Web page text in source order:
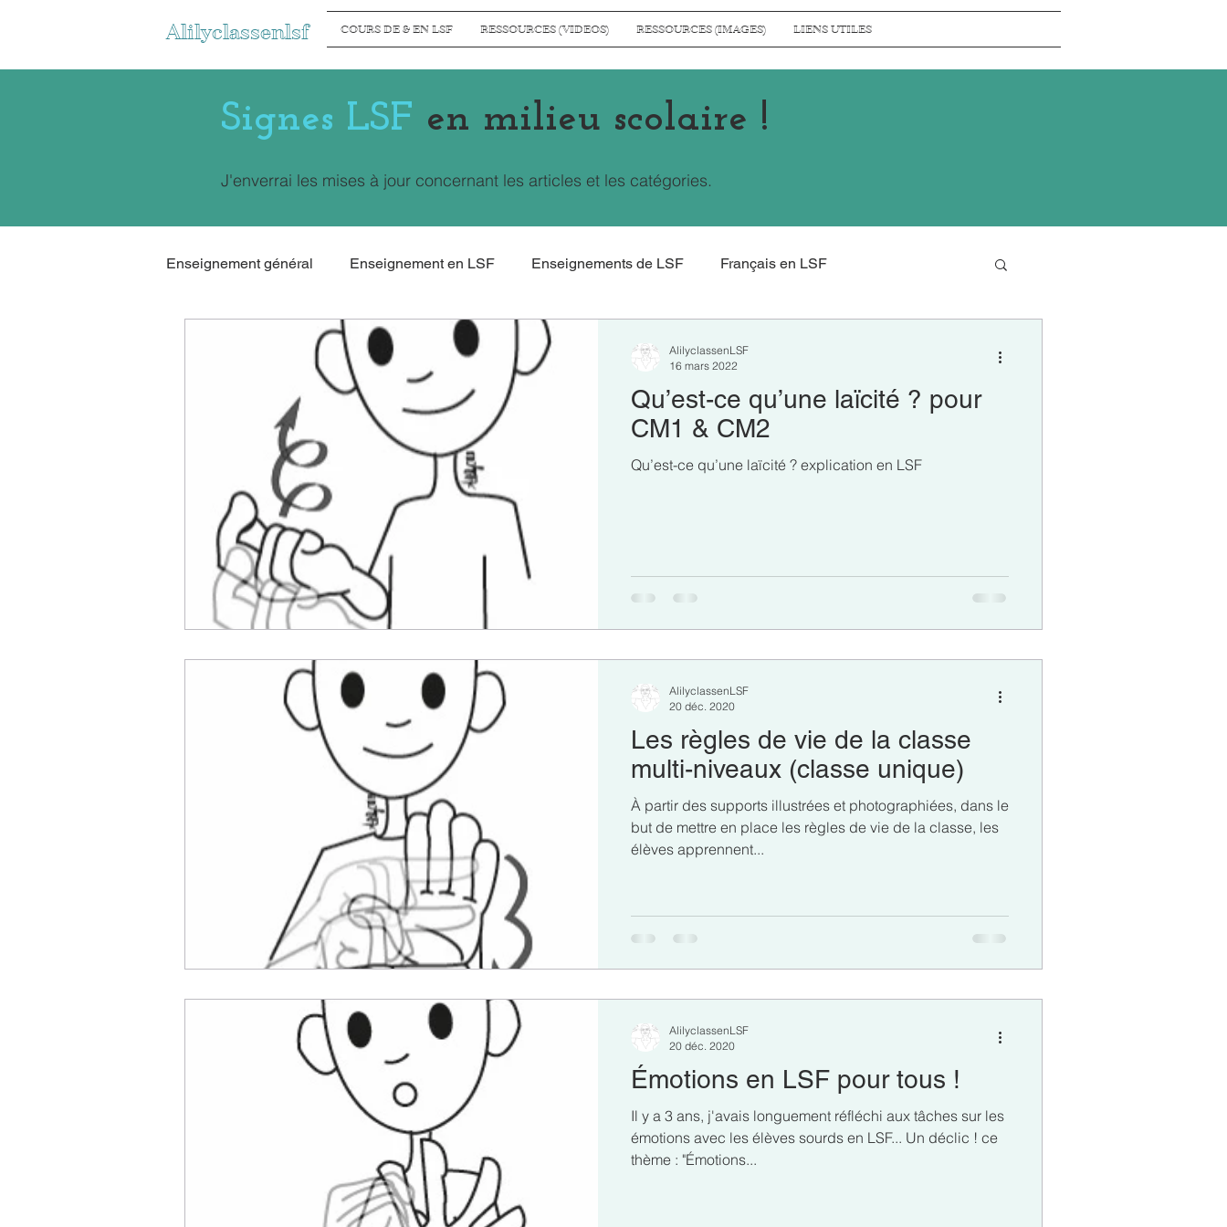
Alilyclassenlsf COURS DE & EN LSF RESSOURCES (VIDEOS) RESSOURCES (IMAGES) LIENS UTILES
Signes LSF en milieu scolaire !
J'enverrai les mises à jour concernant les articles et les catégories.
Enseignement général Enseignement en LSF Enseignements de LSF Français en LSF
Mathématiques en LSF Géographie en LSF
Cycle 2 Cycle 3 Administration Évaluation PS MS GS CP CE1
CM1 Atelier/manipulation
Qu’est-ce qu’une laïcité ? pour
CM1 & CM2
Qu’est-ce qu’une laïcité ? explication en LSF
AlilyclassenLSF
16 mars 2022
Les règles de vie de la classe
multi-niveaux (classe unique)
À partir des supports illustrées et photographiées, dans le
but de mettre en place les règles de vie de la classe, les
élèves apprennent...
AlilyclassenLSF
20 déc. 2020
Émotions en LSF pour tous !
Il y a 3 ans, j'avais longuement réfléchi aux tâches sur les
émotions avec les élèves sourds en LSF... Un déclic ! ce
thème : "Émotions...
AlilyclassenLSF
20 déc. 2020